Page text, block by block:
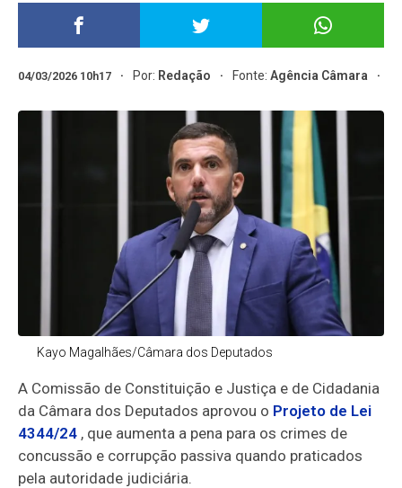
04/03/2026 10h17 Por: Redação Fonte:Agência Câmara
Kayo Magalhães/Câmara dos Deputados
A Comissão de Constituição e Justiça e de Cidadania
da Câmara dos Deputados aprovou o Projeto de Lei
4344/24 , que aumenta a pena para os crimes de
concussão e corrupção passiva quando praticados
pela autoridade judiciária.